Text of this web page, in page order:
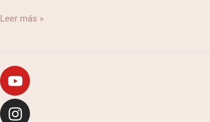
el
Leer más »
Youtube
Instagram
Tiktok